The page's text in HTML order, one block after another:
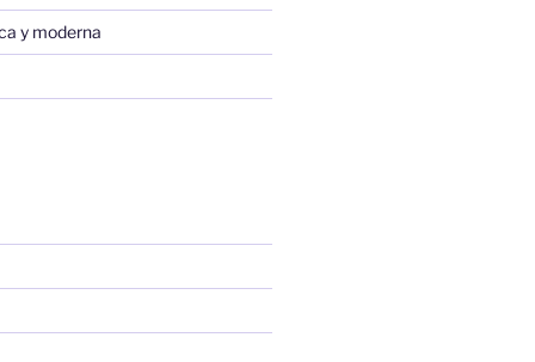
y moderna